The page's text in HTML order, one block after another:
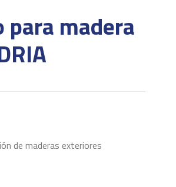
para madera
de maderas exteriores